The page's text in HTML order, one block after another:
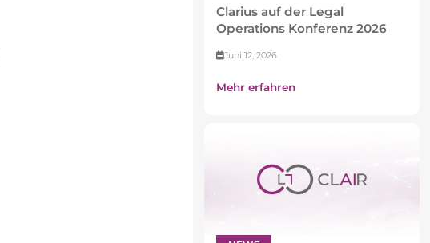
Clarius auf der Legal
Operations Konferenz 2026
Juni 12, 2026
Mehr erfahren